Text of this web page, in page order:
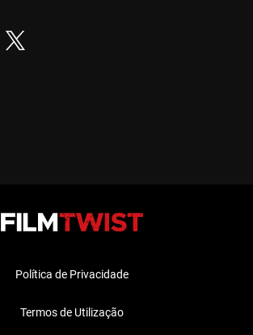
Política de Privacidade
Termos de Utilização